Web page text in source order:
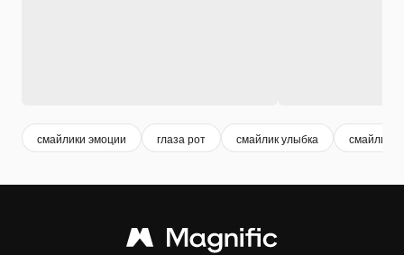
смайлики эмоции глаза рот смайлик улыбка смайлик